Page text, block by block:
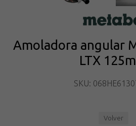
Amoladora angular
LTX
SKU:
Volver